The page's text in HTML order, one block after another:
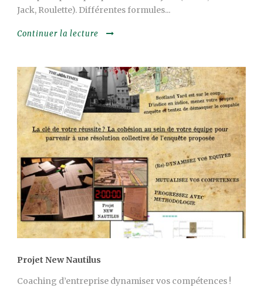
Jack, Roulette). Différentes formules...
Continuer la lecture
Projet New Nautilus
Coaching d’entreprise dynamiser vos compétences !